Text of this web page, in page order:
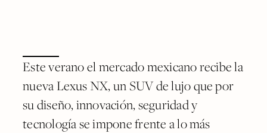
Este verano el mercado mexicano recibe la
nueva Lexus NX, un SUV de lujo que por
su diseño, innovación, seguridad y
tecnología se impone frente a lo más